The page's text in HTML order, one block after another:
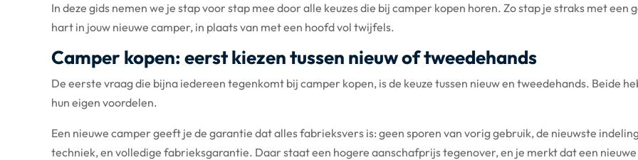
In deze gids nemen we je stap voor stap mee door alle keuzes die bij camper kopen horen. Zo stap je straks met een
hart in jouw nieuwe camper, in plaats van met een hoofd vol twijfels.
Camper kopen: eerst kiezen tussen nieuw of tweedehands
De eerste vraag die bijna iedereen tegenkomt bij camper kopen, is de keuze tussen nieuw en tweedehands. Beide
hun eigen voordelen.
Een nieuwe camper geeft je de garantie dat alles fabrieksvers is: geen sporen van vorig gebruik, de nieuwste
techniek, en volledige fabrieksgarantie. Daar staat een hogere aanschafprijs tegenover, en je merkt dat een